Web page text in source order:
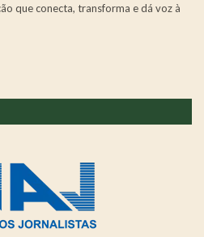
que conecta, transforma e dá voz à